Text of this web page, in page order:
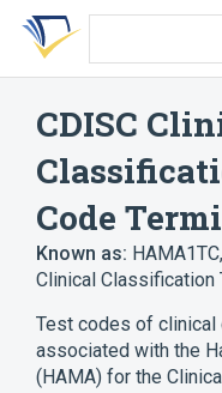
Skip
search
Skip
Skip
account
CDISC
Code
Known as: HAMA1TC,
Clinical Classification
Test codes of
associated with the
(HAMA) for the